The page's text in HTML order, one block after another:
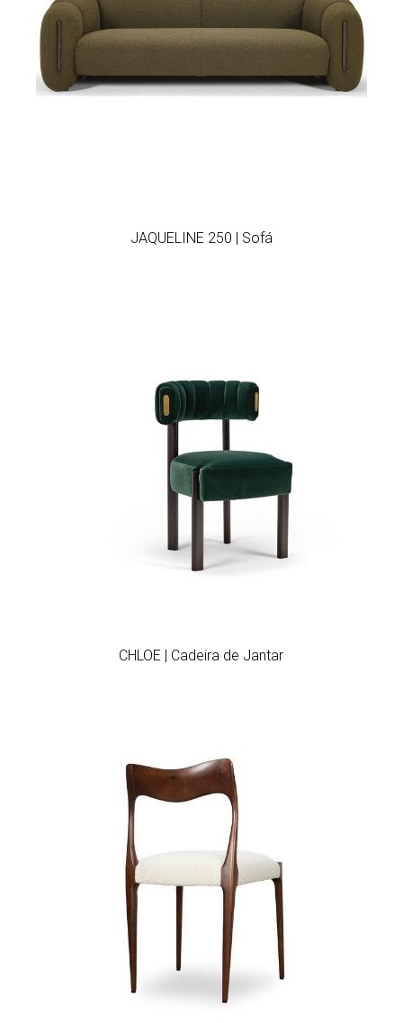
JAQUELINE 250 | Sofá
CHLOE | Cadeira de Jantar